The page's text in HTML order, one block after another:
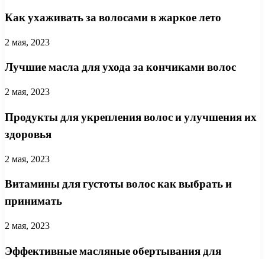
Как ухаживать за волосами в жаркое лето
2 мая, 2023
Лучшие масла для ухода за кончиками волос
2 мая, 2023
Продукты для укрепления волос и улучшения их
здоровья
2 мая, 2023
Витамины для густоты волос как выбрать и
принимать
2 мая, 2023
Эффективные масляные обертывания для